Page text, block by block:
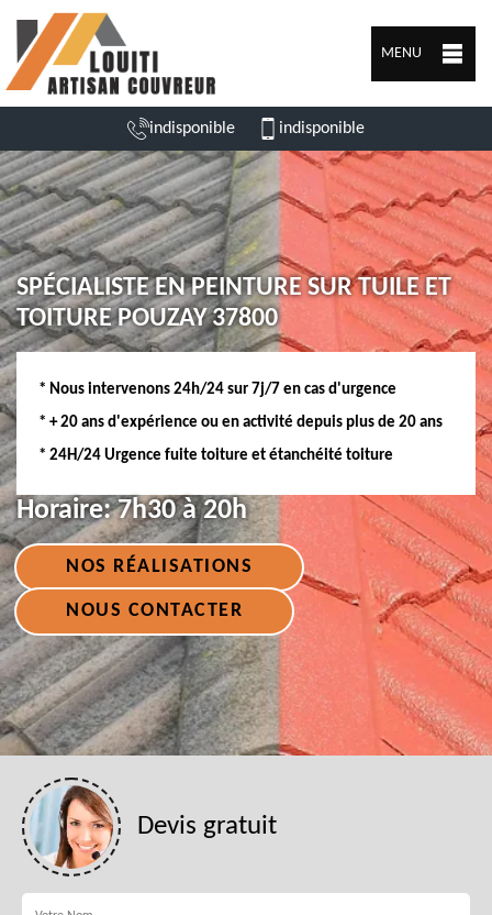
MENU
indisponible indisponible
SPÉCIALISTE EN PEINTURE SUR TUILE ET
TOITURE POUZAY 37800
* Nous intervenons 24h/24 sur 7j/7 en cas d'urgence
* + 20 ans d'expérience ou en activité depuis plus de 20 ans
* 24H/24 Urgence fuite toiture et étanchéité toiture
Horaire:7h30 à 20h
NOS RÉALISATIONS
NOUS CONTACTER
Devis gratuit